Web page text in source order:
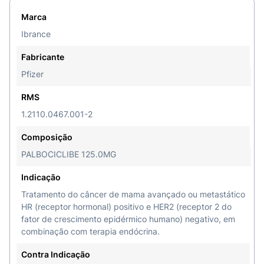
titânio, óxido de ferro amarelo e óxido de ferro
vermelho).
II - INFORMAÇÕES AO PACIENTE1. PARA QUE
(palbociclibe) é indicado para o tratamento do
câncer de mama avançado ou metastático HR
(receptor hormonal) positivo e HER2 (receptor 2
negativo, em combinação com terapia endócrina:
- Com inibidores de aromatase de terceira
geração (anastrozol, letrozol ou exemestano)
como terapia endócrina inicial em mulheres na
pós-menopausa; ou
- Com fulvestranto em mulheres que receberam
Marca
Ibrance
Fabricante
Pfizer
RMS
1.2110.0467.001-2
Composição
PALBOCICLIBE 125.0MG
Indicação
Tratamento do câncer de mama avançado ou metastático
HR (receptor hormonal) positivo e HER2 (receptor 2 do
fator de crescimento epidérmico humano) negativo, em
combinação com terapia endócrina.
Contra Indicação